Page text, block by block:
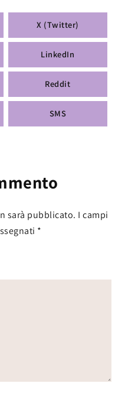
X (Twitter)
LinkedIn
Reddit
SMS
sarà pubblicato. I campi
*